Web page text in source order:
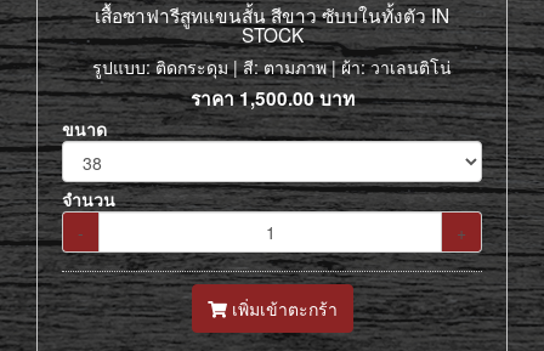
เสื้อซาฟารีสูทแขนสั้น สีขาว ซับบในทั้งตัว IN
STOCK
รูปแบบ: ติดกระดุม | สี: ตามภาพ | ผ้า: วาเลนติโน่
ราคา1,500.00บาท
ขนาด
จำนวน
-
+
เพิ่มเข้าตะกร้า